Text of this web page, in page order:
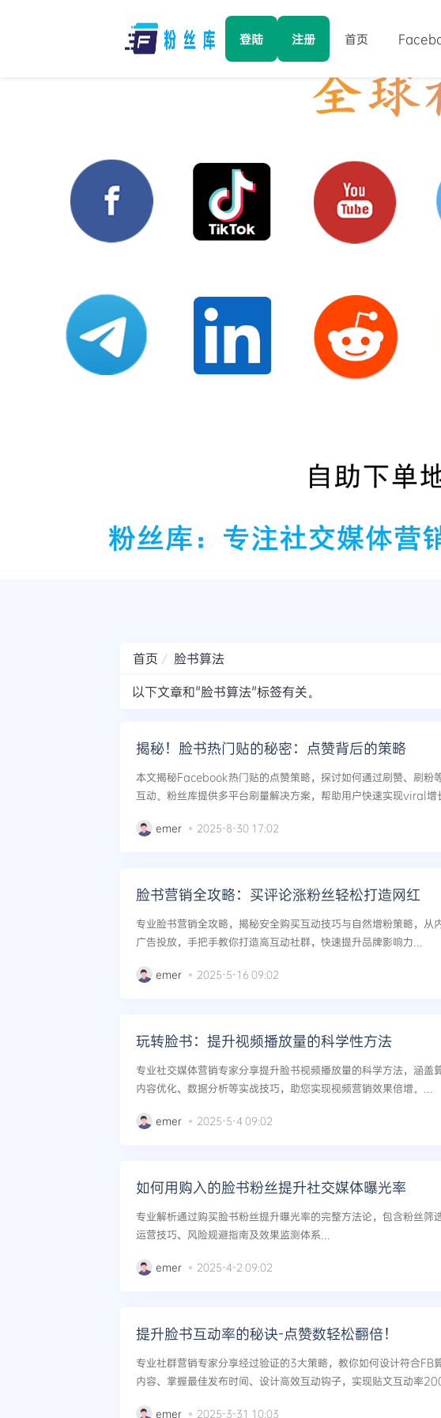
登陆 注册 首页
首页
脸书算法
以下文章和"脸书算法"标签有关。
揭秘！脸书热门贴的秘密：点赞背后的策略
本文揭秘Facebook热门贴的点赞策略，探讨如何通过刷赞、刷粉
互动。粉丝库提供多平台刷量解决方案，帮助用户快速实现viral增
emer 2025-8-30 17:02
脸书营销全攻略：买评论涨粉丝轻松打造网红
专业脸书营销全攻略，揭秘安全购买互动技巧与自然增粉策略，从
广告投放，手把手教你打造高互动社群，快速提升品牌影响力...
emer 2025-5-16 09:02
玩转脸书：提升视频播放量的科学性方法
专业社交媒体营销专家分享提升脸书视频播放量的科学方法，涵盖
内容优化、数据分析等实战技巧，助您实现视频营销效果倍增。...
emer 2025-5-4 09:02
如何用购入的脸书粉丝提升社交媒体曝光率
专业解析通过购买脸书粉丝提升曝光率的完整方法论，包含粉丝筛
运营技巧、风险规避指南及效果监测体系...
emer 2025-4-2 09:02
提升脸书互动率的秘诀-点赞数轻松翻倍！
专业社群营销专家分享经过验证的3大策略，教你如何设计符合FB
内容、掌握最佳发布时间、设计高效互动钩子，实现贴文互动率
emer 2025-3-31 10:03